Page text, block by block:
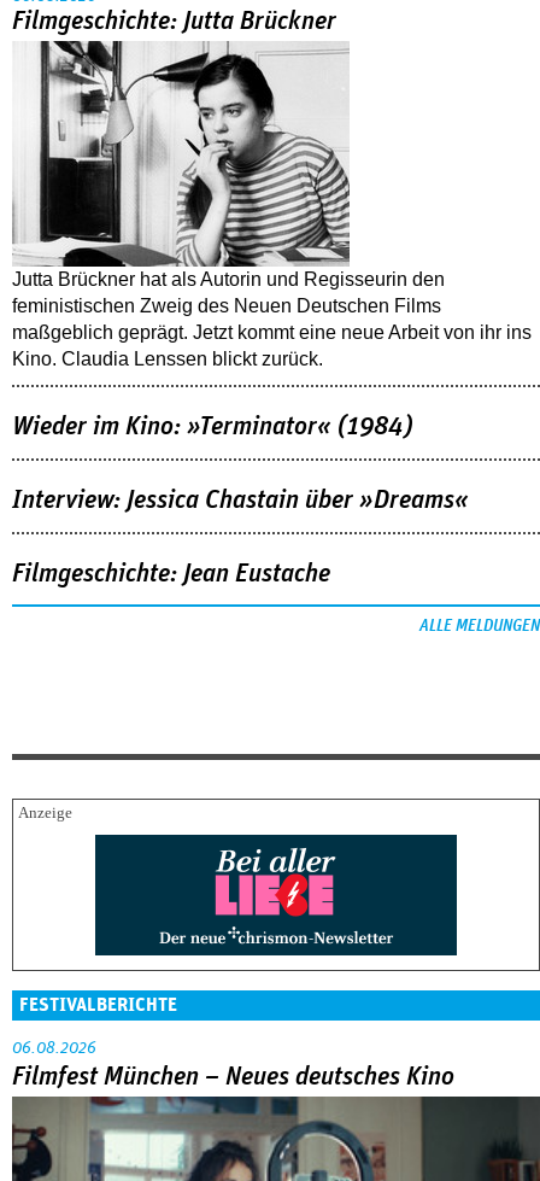
Filmgeschichte: Jutta Brückner
Jutta Brückner hat als Autorin und Regisseurin den
feministischen Zweig des Neuen Deutschen Films
maßgeblich geprägt. Jetzt kommt eine neue Arbeit von ihr ins
Kino. Claudia Lenssen blickt zurück.
Wieder im Kino: »Terminator« (1984)
Interview: Jessica Chastain über »Dreams«
Filmgeschichte: Jean Eustache
ALLE MELDUNGEN
FESTIVALBERICHTE
06.08.2026
Filmfest München – Neues deutsches Kino